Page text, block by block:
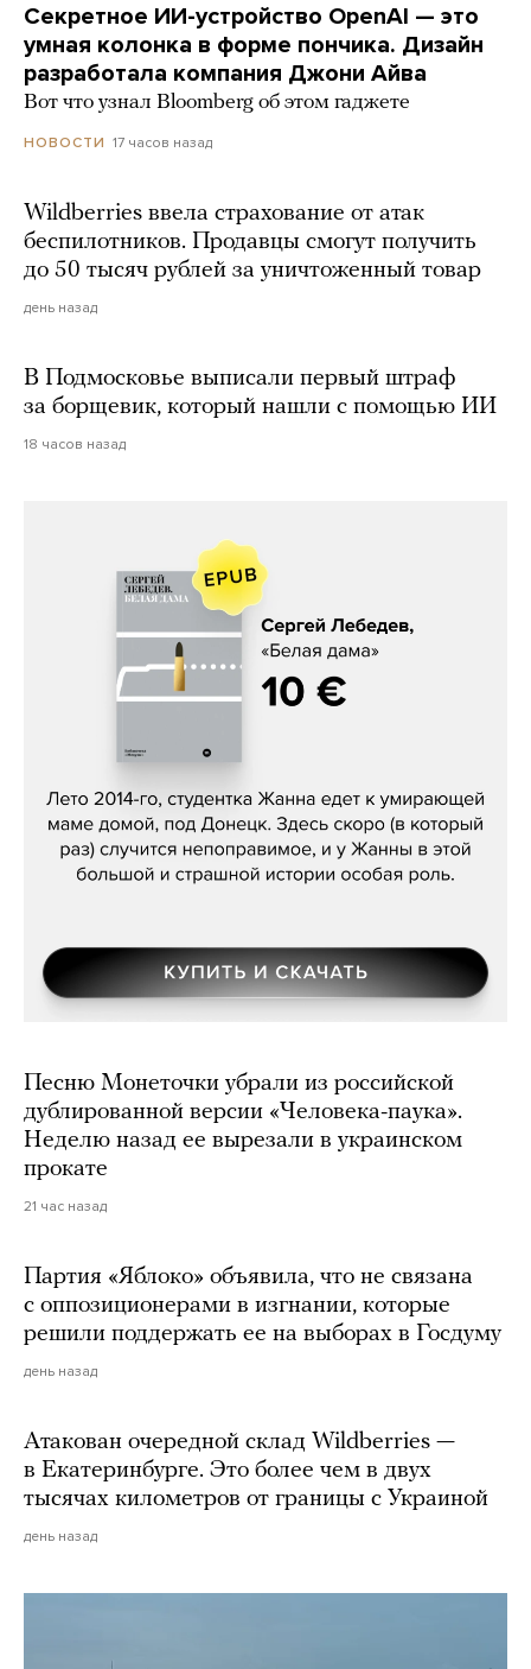
Секретное ИИ-устройство OpenAI — это
умная колонка в форме пончика. Дизайн
разработала компания Джони Айва
Вот что узнал Bloomberg об этом гаджете
НОВОСТИ 17 часов назад
Wildberries ввела страхование от атак
беспилотников. Продавцы смогут получить
до 50 тысяч рублей за уничтоженный товар
день назад
В Подмосковье выписали первый штраф
за борщевик, который нашли с помощью ИИ
18 часов назад
Сергей Лебедев, «Белая дама»
Песню Монеточки убрали из российской
дублированной версии «Человека-паука».
Неделю назад ее вырезали в украинском
прокате
21 час назад
Партия «Яблоко» объявила, что не связана
с оппозиционерами в изгнании, которые
решили поддержать ее на выборах в Госдуму
день назад
Атакован очередной склад Wildberries —
в Екатеринбурге. Это более чем в двух
тысячах километров от границы с Украиной
день назад